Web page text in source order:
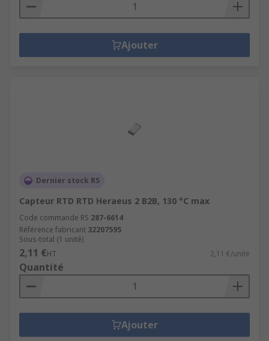
Ajouter
Dernier stock RS
Capteur RTD RTD Heraeus 2 B2B, 130 °C max
Code commande RS 287-6614
Référence fabricant 32207595
Sous-total (1 unité)
2,11 €HT 2,11 €/unité
Quantité
Ajouter